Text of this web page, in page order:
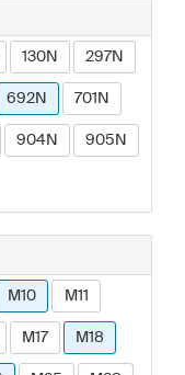
130N 297N
692N 701N
904N 905N
M10 M11
M17 M18